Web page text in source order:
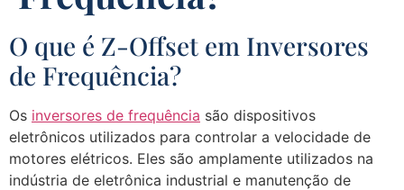
O que é Z-Offset em Inversores
de Frequência?
Os inversores de frequência são dispositivos
eletrônicos utilizados para controlar a velocidade de
motores elétricos. Eles são amplamente utilizados na
indústria de eletrônica industrial e manutenção de